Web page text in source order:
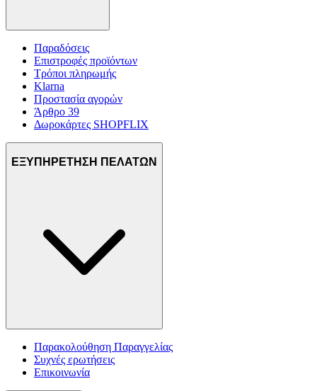
τοποθεσίας μας στους συνεργάτες μέσων κοινωνικής
Παραδόσεις
Επιστροφές προϊόντων
Τρόποι πληρωμής
Klarna
Προστασία αγορών
Άρθρο 39
Δωροκάρτες SHOPFLIX
ΕΞΥΠΗΡΕΤΗΣΗ ΠΕΛΑΤΩΝ
Παρακολούθηση Παραγγελίας
Συχνές ερωτήσεις
Επικοινωνία